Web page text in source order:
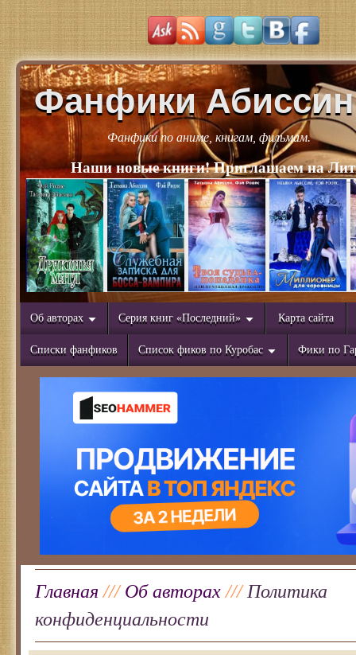
Фанфики Абиссин
Фанфики по аниме, книгам, фильмам.
Наши новые книги! Приглашаем на
Об авторах Серия книг «Последний» Карта сайта
Списки фанфиков Список фиков по Куробас Фики по
Главная ///Об авторах///Политика
конфиденциальности